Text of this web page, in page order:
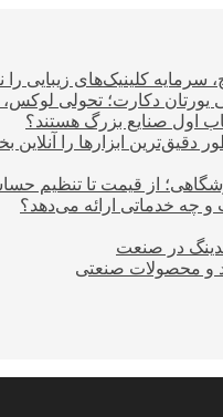
سرمایه کلینیک‌های زیبایی را
یورتان دکارت؛ تحولی
ابزارها را آنلاین
از قیمت تا تنظیم
در صنعت
و محصولات صنعتی